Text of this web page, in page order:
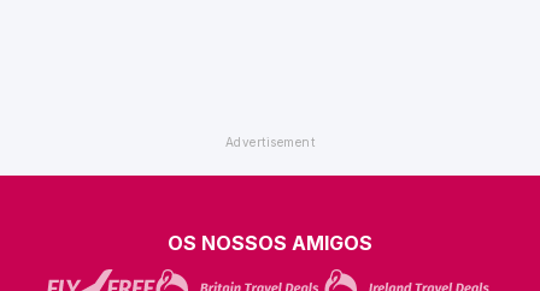
OS NOSSOS AMIGOS